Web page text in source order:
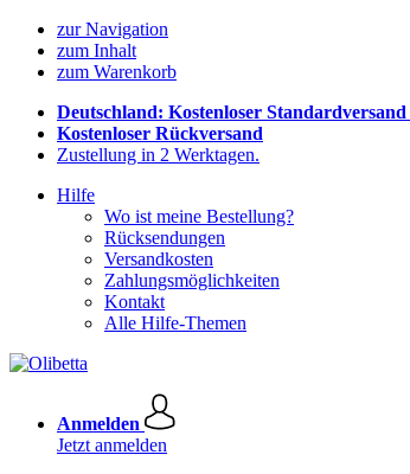
zur Navigation
zum Inhalt
zum Warenkorb
Deutschland: Kostenloser Standardversand
Kostenloser Rückversand
Zustellung in 2 Werktagen.
Hilfe
Wo ist meine Bestellung?
Rücksendungen
Versandkosten
Zahlungsmöglichkeiten
Kontakt
Alle Hilfe-Themen
Anmelden
Jetzt anmelden